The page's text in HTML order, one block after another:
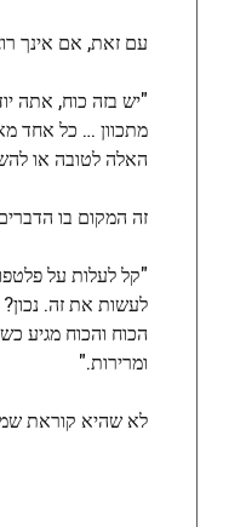
עם זאת, אם אינך
"יש בזה כוח, אתה
מתכוון … כל אחד
האלה לטובה או
זה המקום בו
"קל לעלות על
לעשות את זה.
הכוח והכוח מגיע
ומרירות."
לא שהיא קוראת